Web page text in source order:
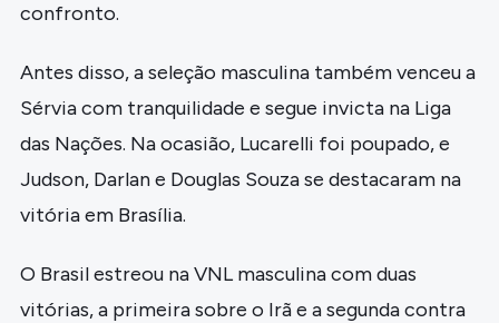
confronto.
Antes disso, a seleção masculina também venceu a
Sérvia com tranquilidade e segue invicta na Liga
das Nações. Na ocasião, Lucarelli foi poupado, e
Judson, Darlan e Douglas Souza se destacaram na
vitória em Brasília.
O Brasil estreou na VNL masculina com duas
vitórias, a primeira sobre o Irã e a segunda contra